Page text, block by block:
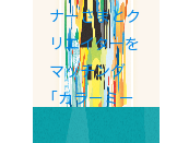
ナーさまとク
リエイターを
マッチング
「カラーミー
クリエイター